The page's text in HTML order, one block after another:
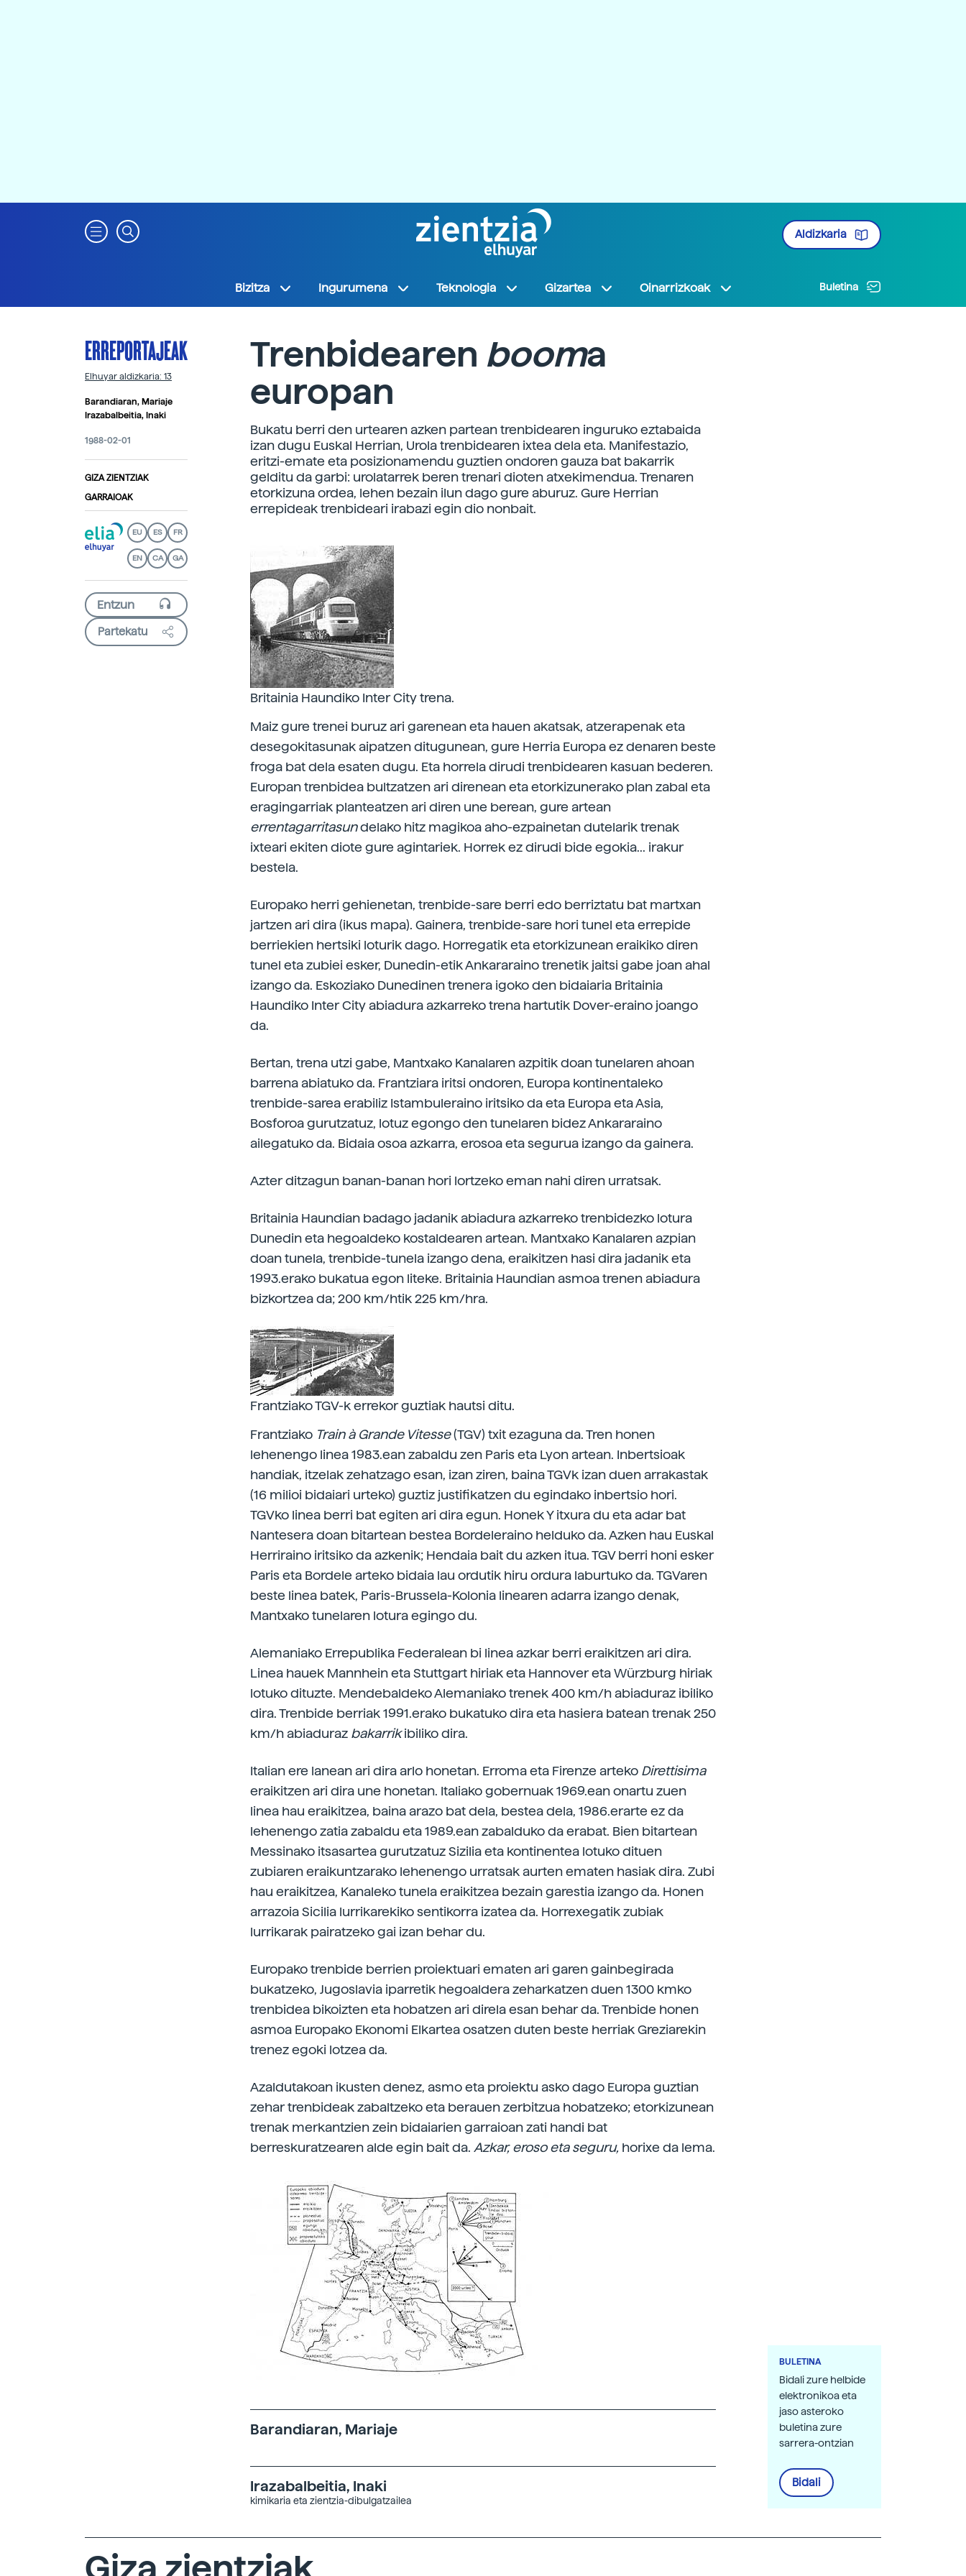
Aldizkaria
Bizitza Ingurumena Teknologia Gizartea Oinarrizkoak Buletina
ERREPORTAJEAK
Elhuyar aldizkaria: 13
Barandiaran, Mariaje
Irazabalbeitia, Inaki
1988-02-01
GIZA ZIENTZIAK
GARRAIOAK
EU ES FR
EN CA GA
Partekatu
Trenbidearen booma
europan
Bukatu berri den urtearen azken partean trenbidearen inguruko eztabaida
izan dugu Euskal Herrian, Urola trenbidearen ixtea dela eta. Manifestazio,
eritzi-emate eta posizionamendu guztien ondoren gauza bat bakarrik
gelditu da garbi: urolatarrek beren trenari dioten atxekimendua. Trenaren
etorkizuna ordea, lehen bezain ilun dago gure aburuz. Gure Herrian
errepideak trenbideari irabazi egin dio nonbait.
Britainia Haundiko Inter City trena.
Maiz gure trenei buruz ari garenean eta hauen akatsak, atzerapenak eta
desegokitasunak aipatzen ditugunean, gure Herria Europa ez denaren beste
froga bat dela esaten dugu. Eta horrela dirudi trenbidearen kasuan bederen.
Europan trenbidea bultzatzen ari direnean eta etorkizunerako plan zabal eta
eragingarriak planteatzen ari diren une berean, gure artean
errentagarritasundelako hitz magikoa aho-ezpainetan dutelarik trenak
ixteari ekiten diote gure agintariek. Horrek ez dirudi bide egokia... irakur
bestela.
Europako herri gehienetan, trenbide-sare berri edo berriztatu bat martxan
jartzen ari dira (ikus mapa). Gainera, trenbide-sare hori tunel eta errepide
berriekien hertsiki loturik dago. Horregatik eta etorkizunean eraikiko diren
tunel eta zubiei esker, Dunedin-etik Ankararaino trenetik jaitsi gabe joan ahal
izango da. Eskoziako Dunedinen trenera igoko den bidaiaria Britainia
Haundiko Inter City abiadura azkarreko trena hartutik Dover-eraino joango
da.
Bertan, trena utzi gabe, Mantxako Kanalaren azpitik doan tunelaren ahoan
barrena abiatuko da. Frantziara iritsi ondoren, Europa kontinentaleko
trenbide-sarea erabiliz Istambuleraino iritsiko da eta Europa eta Asia,
Bosforoa gurutzatuz, lotuz egongo den tunelaren bidez Ankararaino
ailegatuko da. Bidaia osoa azkarra, erosoa eta segurua izango da gainera.
Azter ditzagun banan-banan hori lortzeko eman nahi diren urratsak.
Britainia Haundian badago jadanik abiadura azkarreko trenbidezko lotura
Dunedin eta hegoaldeko kostaldearen artean. Mantxako Kanalaren azpian
doan tunela, trenbide-tunela izango dena, eraikitzen hasi dira jadanik eta
1993.erako bukatua egon liteke. Britainia Haundian asmoa trenen abiadura
bizkortzea da; 200 km/htik 225 km/hra.
Frantziako TGV-k errekor guztiak hautsi ditu.
Frantziako Train à Grande Vitesse(TGV) txit ezaguna da. Tren honen
lehenengo linea 1983.ean zabaldu zen Paris eta Lyon artean. Inbertsioak
handiak, itzelak zehatzago esan, izan ziren, baina TGVk izan duen arrakastak
(16 milioi bidaiari urteko) guztiz justifikatzen du egindako inbertsio hori.
TGVko linea berri bat egiten ari dira egun. Honek Y itxura du eta adar bat
Nantesera doan bitartean bestea Bordeleraino helduko da. Azken hau Euskal
Herriraino iritsiko da azkenik; Hendaia bait du azken itua. TGV berri honi esker
Paris eta Bordele arteko bidaia lau ordutik hiru ordura laburtuko da. TGVaren
beste linea batek, Paris-Brussela-Kolonia linearen adarra izango denak,
Mantxako tunelaren lotura egingo du.
Alemaniako Errepublika Federalean bi linea azkar berri eraikitzen ari dira.
Linea hauek Mannhein eta Stuttgart hiriak eta Hannover eta Würzburg hiriak
lotuko dituzte. Mendebaldeko Alemaniako trenek 400 km/h abiaduraz ibiliko
dira. Trenbide berriak 1991.erako bukatuko dira eta hasiera batean trenak 250
km/h abiaduraz bakarrikibiliko dira.
Italian ere lanean ari dira arlo honetan. Erroma eta Firenze arteko Direttisima
eraikitzen ari dira une honetan. Italiako gobernuak 1969.ean onartu zuen
linea hau eraikitzea, baina arazo bat dela, bestea dela, 1986.erarte ez da
lehenengo zatia zabaldu eta 1989.ean zabalduko da erabat. Bien bitartean
Messinako itsasartea gurutzatuz Sizilia eta kontinentea lotuko dituen
zubiaren eraikuntzarako lehenengo urratsak aurten ematen hasiak dira. Zubi
hau eraikitzea, Kanaleko tunela eraikitzea bezain garestia izango da. Honen
arrazoia Sicilia lurrikarekiko sentikorra izatea da. Horrexegatik zubiak
lurrikarak pairatzeko gai izan behar du.
Europako trenbide berrien proiektuari ematen ari garen gainbegirada
bukatzeko, Jugoslavia iparretik hegoaldera zeharkatzen duen 1300 kmko
trenbidea bikoizten eta hobatzen ari direla esan behar da. Trenbide honen
asmoa Europako Ekonomi Elkartea osatzen duten beste herriak Greziarekin
trenez egoki lotzea da.
Azaldutakoan ikusten denez, asmo eta proiektu asko dago Europa guztian
zehar trenbideak zabaltzeko eta berauen zerbitzua hobatzeko; etorkizunean
trenak merkantzien zein bidaiarien garraioan zati handi bat
berreskuratzearen alde egin bait da. Azkar, eroso eta seguru, horixe da lema.
Barandiaran, Mariaje
Irazabalbeitia, Inaki
kimikaria eta zientzia-dibulgatzailea
BULETINA
Bidali zure helbide
elektronikoa eta
jaso asteroko
buletina zure
sarrera-ontzian
Bidali